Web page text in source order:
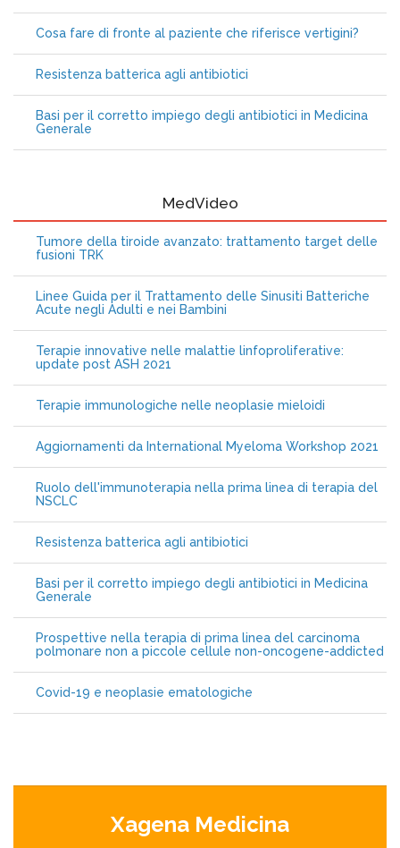
Cosa fare di fronte al paziente che riferisce vertigini?
Resistenza batterica agli antibiotici
Basi per il corretto impiego degli antibiotici in Medicina
Generale
MedVideo
Tumore della tiroide avanzato: trattamento target delle
fusioni TRK
Linee Guida per il Trattamento delle Sinusiti Batteriche
Acute negli Adulti e nei Bambini
Terapie innovative nelle malattie linfoproliferative:
update post ASH 2021
Terapie immunologiche nelle neoplasie mieloidi
Aggiornamenti da International Myeloma Workshop 2021
Ruolo dell'immunoterapia nella prima linea di terapia del
NSCLC
Resistenza batterica agli antibiotici
Basi per il corretto impiego degli antibiotici in Medicina
Generale
Prospettive nella terapia di prima linea del carcinoma
polmonare non a piccole cellule non-oncogene-addicted
Covid-19 e neoplasie ematologiche
Xagena Medicina